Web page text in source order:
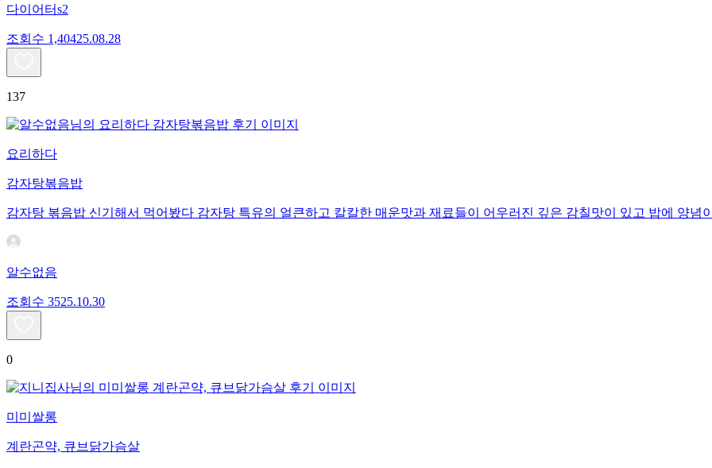
다이어터s2
조회수 1,40425.08.28
137
요리하다
감자탕볶음밥
감자탕 볶음밥 신기해서 먹어봤다 감자탕 특유의 얼큰하고 칼칼한 매운맛과 재료들이 어우러진 깊은 감칠맛이 있고 밥에 양념
알수없음
조회수 3525.10.30
0
미미쌀롱
계란곤약, 큐브닭가슴살